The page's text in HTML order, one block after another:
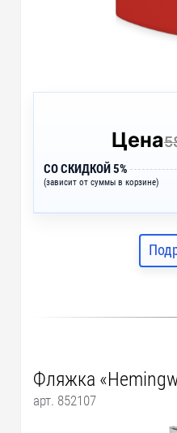
Цена
СО СКИДКОЙ 5%
(зависит от суммы в корзине)
Фляжка
арт. 852107